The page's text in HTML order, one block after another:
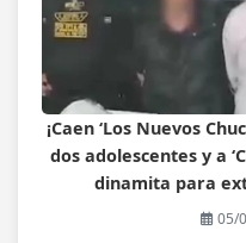
¡Caen ‘Los Nuevos
dos adolescentes y a
dinamita para
05/